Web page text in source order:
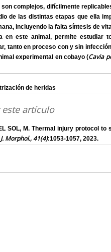
complejos, difícilmente
de las distintas etapas que ella
incluyendo la falta síntesis de
en este animal, permite estudiar
tanto en proceso con y sin
experimental en cobayo (Cavia
de heridas
artículo
SOL, M. Thermal injury protocol to
Morphol., 41(4):1053-1057, 2023.